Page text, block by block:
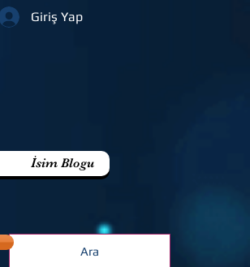
Giriş Yap
İsim Blogu